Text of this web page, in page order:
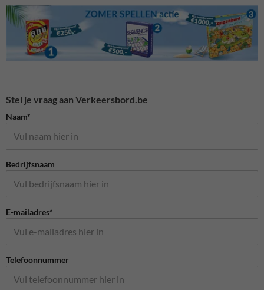
Stel je vraag aan Verkeersbord.be
Naam*
Bedrijfsnaam
E-mailadres*
Telefoonnummer